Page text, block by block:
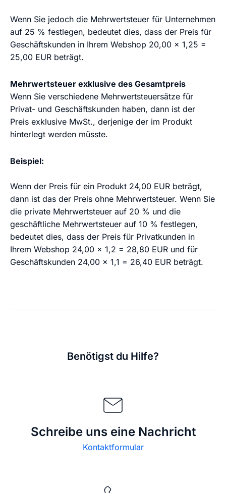
Wenn Sie jedoch die Mehrwertsteuer für Unternehmen
auf 25 % festlegen, bedeutet dies, dass der Preis für
Geschäftskunden in Ihrem Webshop 20,00 x 1,25 =
25,00 EUR beträgt.
Mehrwertsteuer exklusive des Gesamtpreis
Wenn Sie verschiedene Mehrwertsteuersätze für
Privat- und Geschäftskunden haben, dann ist der
Preis exklusive MwSt., derjenige der im Produkt
hinterlegt werden müsste.
Beispiel:
Wenn der Preis für ein Produkt 24,00 EUR beträgt,
dann ist das der Preis ohne Mehrwertsteuer. Wenn Sie
die private Mehrwertsteuer auf 20 % und die
geschäftliche Mehrwertsteuer auf 10 % festlegen,
bedeutet dies, dass der Preis für Privatkunden in
Ihrem Webshop 24,00 x 1,2 = 28,80 EUR und für
Geschäftskunden 24,00 x 1,1 = 26,40 EUR beträgt.
Benötigst du Hilfe?
Schreibe uns eine Nachricht
Kontaktformular